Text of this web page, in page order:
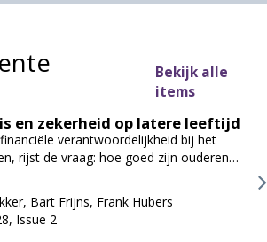
Bekijk alle
items
en zekerheid op latere leeftijd
verantwoordelijkheid bij het
rijst de vraag: hoe goed zijn ouderen
, Bart Frijns, Frank Hubers
Issue 2